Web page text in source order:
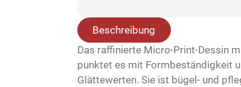
Beschreibung
Das raffinierte Micro-Print-Dessin
punktet es mit Formbeständigkeit
Glättewerten. Sie ist bügel- und